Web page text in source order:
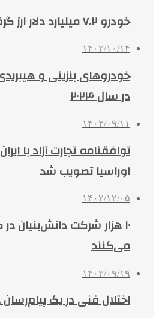
خودرو ۷.۲ میلیارد دلار ارز گرفت
۱۴۰۲/۱۰/۱۴
خودروهای بنزینی و
در سال ۲۰۲۴
۱۴۰۳/۰۹/۱۱
اوراسیا تصویب شد
۱۴۰۲/۱۲/۰۵
۱۰ هزار شرکت دانش‌بنیان
می‌کنند
۱۴۰۳/۰۹/۱۹
اختلال فنی در یک